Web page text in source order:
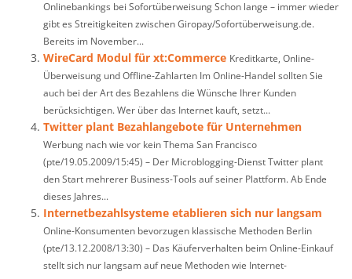
Onlinebankings bei Sofortüberweisung Schon lange – immer wieder
gibt es Streitigkeiten zwischen Giropay/Sofortüberweisung.de.
Bereits im November...
WireCard Modul für xt:Commerce Kreditkarte, Online-
Überweisung und Offline-Zahlarten Im Online-Handel sollten Sie
auch bei der Art des Bezahlens die Wünsche Ihrer Kunden
berücksichtigen. Wer über das Internet kauft, setzt...
Twitter plant Bezahlangebote für Unternehmen
Werbung nach wie vor kein Thema San Francisco
(pte/19.05.2009/15:45) – Der Microblogging-Dienst Twitter plant
den Start mehrerer Business-Tools auf seiner Plattform. Ab Ende
dieses Jahres...
Internetbezahlsysteme etablieren sich nur langsam
Online-Konsumenten bevorzugen klassische Methoden Berlin
(pte/13.12.2008/13:30) – Das Käuferverhalten beim Online-Einkauf
stellt sich nur langsam auf neue Methoden wie Internet-